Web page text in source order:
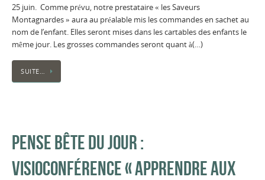
25 juin. Comme prévu, notre prestataire « les Saveurs
Montagnardes » aura au préalable mis les commandes en sachet au
nom de l’enfant. Elles seront mises dans les cartables des enfants le
même jour. Les grosses commandes seront quant à(…)
SUITE…
PENSE BÊTE DU JOUR :
VISIOCONFÉRENCE « APPRENDRE AUX